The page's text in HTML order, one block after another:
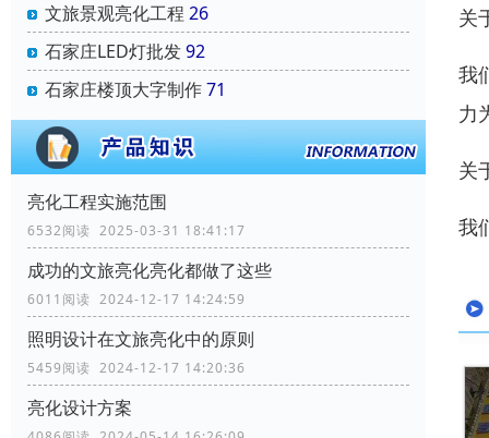
文旅景观亮化工程 26
石家庄LED灯批发92
石家庄楼顶大字制作71
亮化工程实施范围
6532阅读 2025-03-31 18:41:17
成功的文旅亮化亮化都做了这些
6011阅读 2024-12-17 14:24:59
照明设计在文旅亮化中的原则
5459阅读 2024-12-17 14:20:36
亮化设计方案
关
我
力
关
我